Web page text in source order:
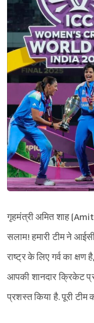
गृहमंत्री अमित शाह
सलाम! हमारी टीम ने
राष्ट्र के लिए गर्व का
आपकी शानदार क्रिकेट
प्रशस्त किया है. पूरी टीम